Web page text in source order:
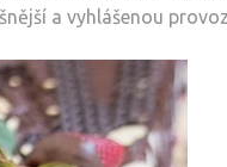
a vyhlášenou